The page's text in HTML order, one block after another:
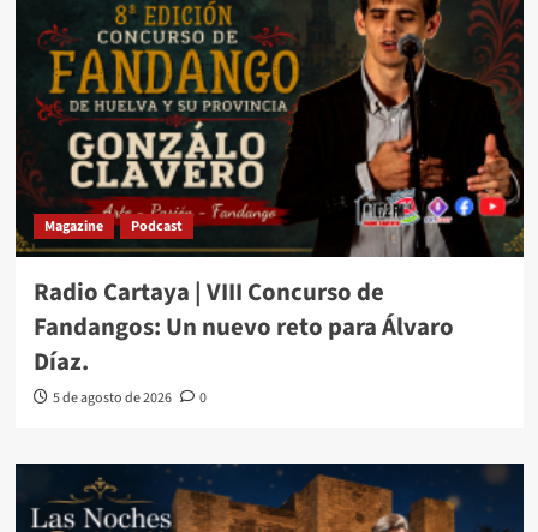
Magazine Podcast
Radio Cartaya | VIII Concurso de
Fandangos: Un nuevo reto para Álvaro
Díaz.
5 de agosto de 2026 0